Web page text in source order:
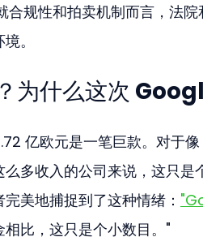
合规性和拍卖机制而言，法
。
为什么这次
亿欧元是一笔巨款。对于像
多收入的公司来说，这只
美地捕捉到了这种情绪：
比，这只是个小数目。"